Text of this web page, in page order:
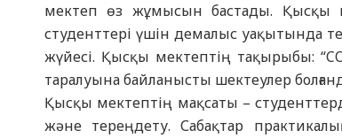
мектеп өз жұмысын бастады. Қысқы
студенттері үшін демалыс уақытында
жүйесі. Қысқы мектептің тақырыбы:
таралуына байланысты шектеулер
Қысқы мектептің мақсаты –
және тереңдету. Сабақтар